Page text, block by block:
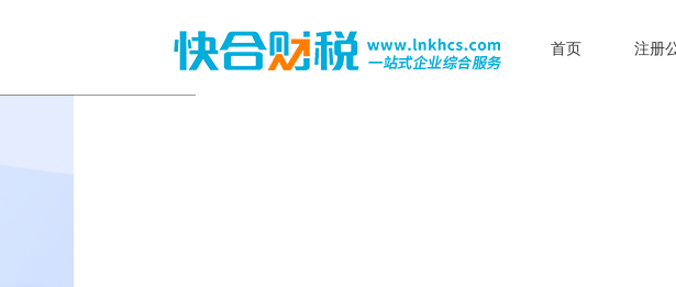
首页 注册